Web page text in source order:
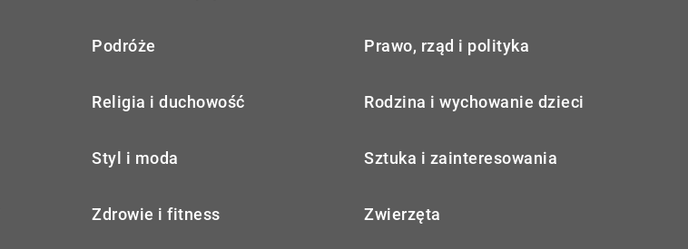
Podróże Prawo, rząd i polityka
Religia i duchowość Rodzina i wychowanie dzieci
Styl i moda Sztuka i zainteresowania
Zdrowie i fitness Zwierzęta